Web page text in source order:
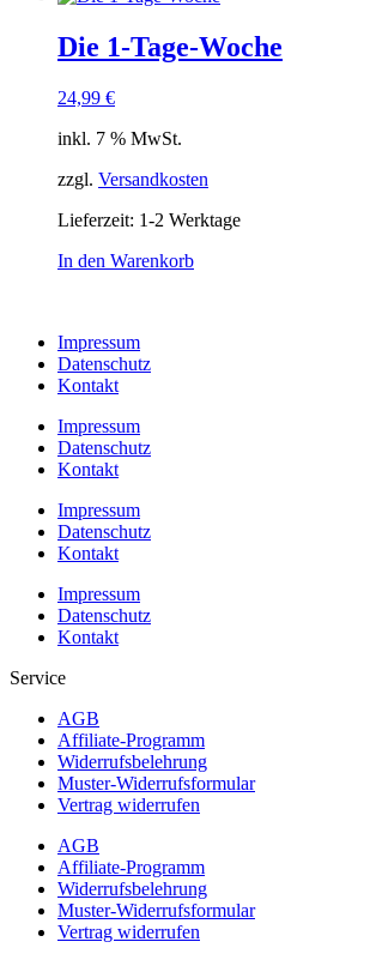
Die 1-Tage-Woche
24,99 €
inkl. 7 % MwSt.
zzgl. Versandkosten
Lieferzeit: 1-2 Werktage
In den Warenkorb
Impressum
Datenschutz
Kontakt
Impressum
Datenschutz
Kontakt
Impressum
Datenschutz
Kontakt
Impressum
Datenschutz
Kontakt
Service
AGB
Affiliate-Programm
Widerrufsbelehrung
Muster-Widerrufsformular
Vertrag widerrufen
AGB
Affiliate-Programm
Widerrufsbelehrung
Muster-Widerrufsformular
Vertrag widerrufen